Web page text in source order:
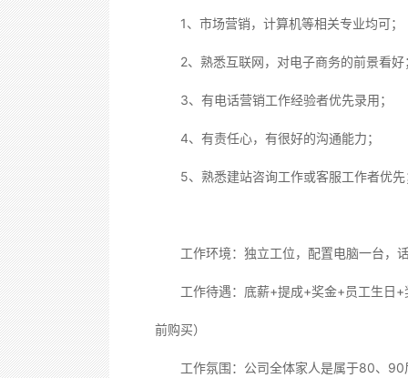
1、市场营销，计算机等相关专业均可；
2、熟悉互联网，对电子商务的前景看好
3、有电话营销工作经验者优先录用；
4、有责任心，有很好的沟通能力；
5、熟悉建站咨询工作或客服工作者优先
工作环境：独立工位，配置电脑一台，话
工作待遇：底薪+提成+奖金+员工生日+
前购买）
工作氛围：公司全体家人是属于80、90